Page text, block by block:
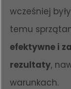
wcześniej
temu
efektywne i
rezultaty,
warunkach.